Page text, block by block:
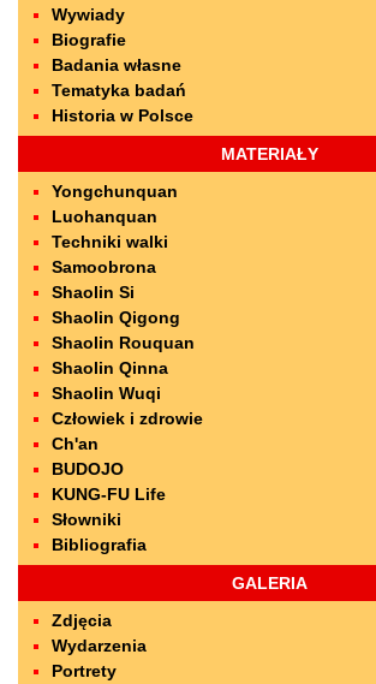
Wywiady
Biografie
Badania własne
Tematyka badań
Historia w Polsce
MATERIAŁY
Yongchunquan
Luohanquan
Techniki walki
Samoobrona
Shaolin Si
Shaolin Qigong
Shaolin Rouquan
Shaolin Qinna
Shaolin Wuqi
Człowiek i zdrowie
Ch'an
BUDOJO
KUNG-FU Life
Słowniki
Bibliografia
GALERIA
Zdjęcia
Wydarzenia
Portrety